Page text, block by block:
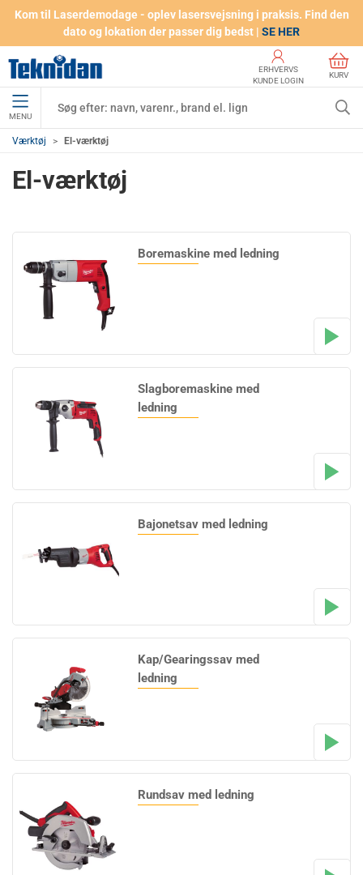
Kom til Laserdemodage - oplev lasersvejsning i praksis. Find den
dato og lokation der passer dig bedst | SE HER
ERHVERVS
KUNDE LOGIN
KURV
MENU
Værktøj El-værktøj
El-værktøj
Boremaskine med ledning
Slagboremaskine med
ledning
Bajonetsav med ledning
Kap/Gearingssav med
ledning
Rundsav med ledning